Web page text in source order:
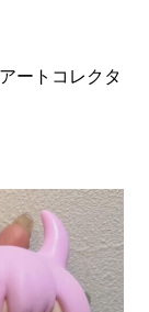
ートコレクタ